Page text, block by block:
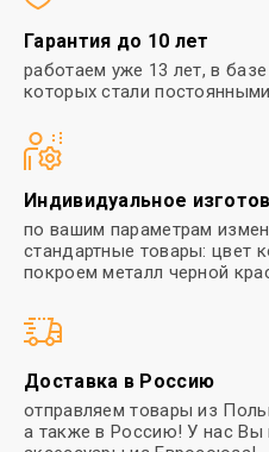
Гарантия до 10 лет
работаем уже 13 лет, в
которых стали постоянными
Индивидуальное
по вашим параметрам
стандартные товары: цвет
покроем металл черной
Доставка в Россию
отправляем товары из
а также в Россию! У нас